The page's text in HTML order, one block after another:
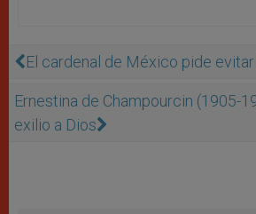
El cardenal de México pide
Ernestina de Champourcin (1905-
exilio a Dios